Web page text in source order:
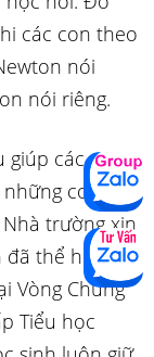
các con theo
nói
nói riêng.
giúp các con
cơ hội
trường xin
đã thể hiện
Vòng Chung
Tiểu học